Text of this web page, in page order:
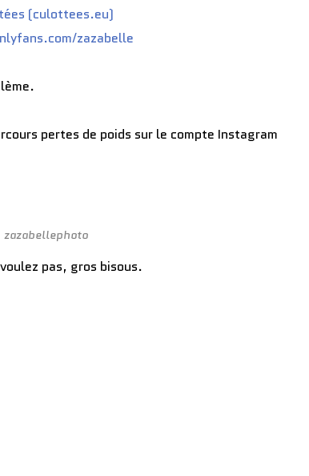
(culottees.eu)
zazabelle
pertes de poids sur le compte Instagram
zazabellephoto
pas, gros bisous.